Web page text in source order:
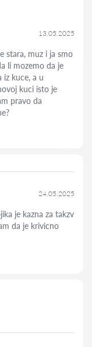
13.05.2025
stara, muz i ja smo
li mozemo da je
iz kuce, a u
kuci isto je
pravo da
24.05.2025
je kazna za takzv
da je krivicno